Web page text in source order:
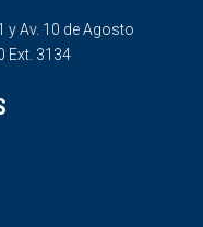
y Av. 10 de Agosto
Ext. 3134